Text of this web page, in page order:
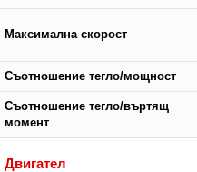
Максимална скорост
Съотношение тегло/мощност
Съотношение тегло/въртящ
момент
Двигател